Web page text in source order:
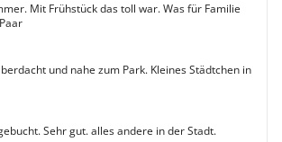
Mit Frühstück das toll war. Was für Familie
und nahe zum Park. Kleines Städtchen in
Sehr gut. alles andere in der Stadt.